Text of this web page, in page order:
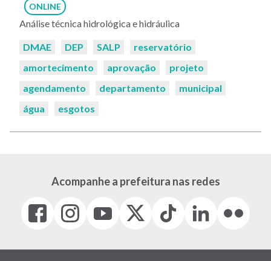
ONLINE
Análise técnica hidrológica e hidráulica
Palavras-
DMAE DEP SALP
reservatório
amortecimento
aprovação
projeto
agendamento
departamento
municipal
água
esgotos
Acompanhe a prefeitura nas redes
Facebook
(link
em
Instagram
(link
em
(link
em
(Antigo
(link
Tiktok
(link
em
LinkedIn
(link
em
(link
em